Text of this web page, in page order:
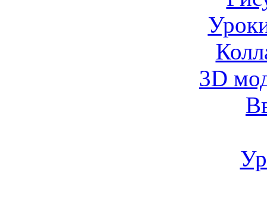
3D